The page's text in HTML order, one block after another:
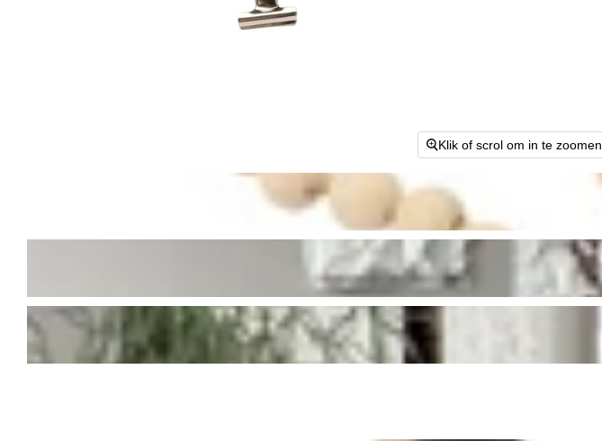
Klik of scrol om in te zoomen